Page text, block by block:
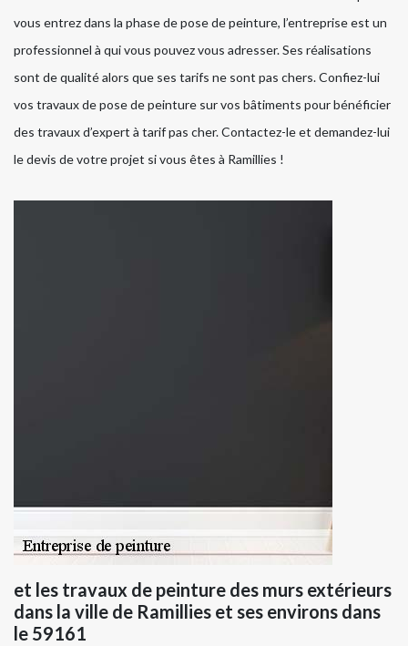
vous entrez dans la phase de pose de peinture, l’entreprise est un
professionnel à qui vous pouvez vous adresser. Ses réalisations
sont de qualité alors que ses tarifs ne sont pas chers. Confiez-lui
vos travaux de pose de peinture sur vos bâtiments pour bénéficier
des travaux d’expert à tarif pas cher. Contactez-le et demandez-lui
le devis de votre projet si vous êtes à Ramillies !
et les travaux de peinture des murs extérieurs
dans la ville de Ramillies et ses environs dans
le 59161